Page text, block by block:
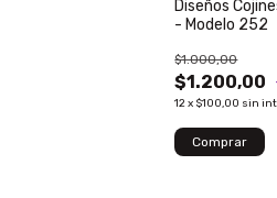
Diseños
- Modelo 252
$1.200,00
$1.000,00
12x $100,00 sin